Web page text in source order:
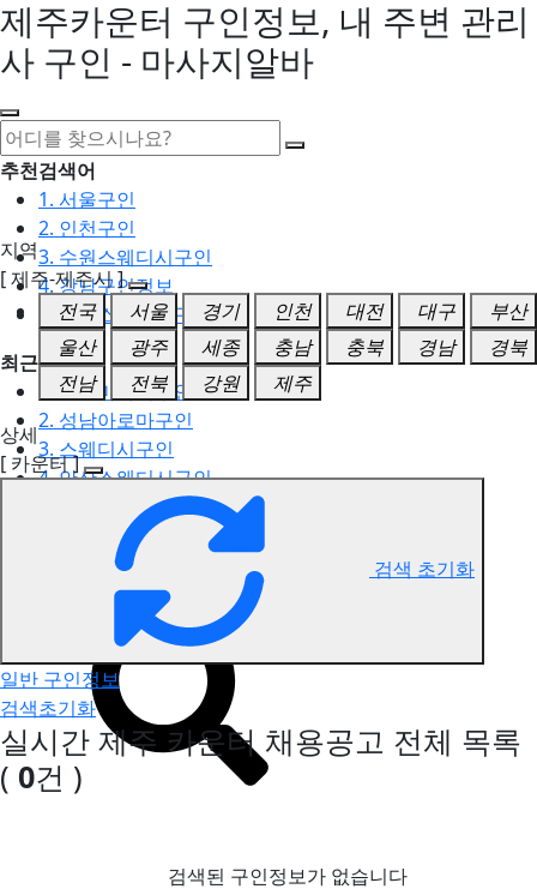
제주카운터 구인정보, 내 주변 관리
사 구인 - 마사지알바
추천검색어
1. 서울구인
2. 인천구인
3. 수원스웨디시구인
4. 강남구인정보
5. 동탄스웨디시구인
최근검색어
1. 일산마사지구인
2. 성남아로마구인
3. 스웨디시구인
4. 안산스웨디시구인
5. 아로마구인
제주 카운터 구인정보
지역
[ 제주-제주시 ]
전국
서울 경기 인천 대전 대구
부산
울산
광주 세종 충남 충북 경남
경북
전남
전북 강원
제주
상세
[ 카운터 ]
검색 초기화
일반 구인정보
검색초기화
실시간 제주 카운터 채용공고 전체 목록
( 0건 )
검색된 구인정보가 없습니다